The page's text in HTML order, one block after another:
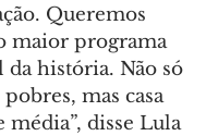
Queremos
maior programa
da história. Não só
pobres, mas casa
média”, disse Lula